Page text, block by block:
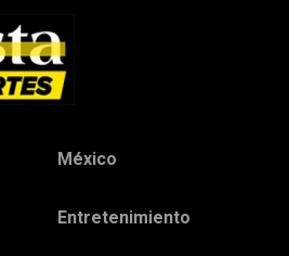
México
Entretenimiento